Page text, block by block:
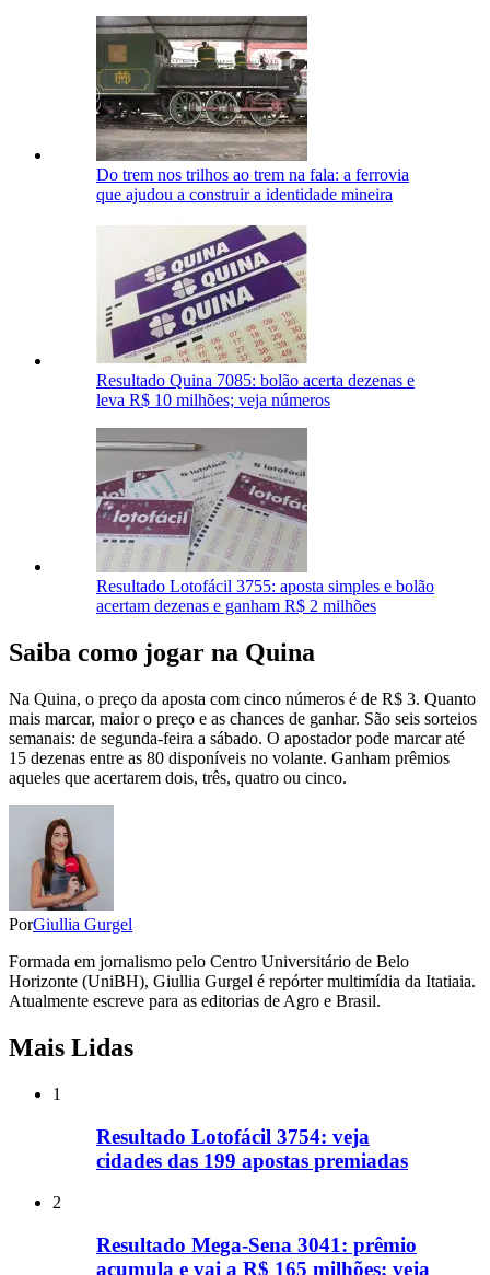
Do trem nos trilhos ao trem na fala: a ferrovia
que ajudou a construir a identidade mineira
Resultado Quina 7085: bolão acerta dezenas e
leva R$ 10 milhões; veja números
Resultado Lotofácil 3755: aposta simples e bolão
acertam dezenas e ganham R$ 2 milhões
Saiba como jogar na Quina
Na Quina, o preço da aposta com cinco números é de R$ 3. Quanto
mais marcar, maior o preço e as chances de ganhar. São seis sorteios
semanais: de segunda-feira a sábado. O apostador pode marcar até
15 dezenas entre as 80 disponíveis no volante. Ganham prêmios
aqueles que acertarem dois, três, quatro ou cinco.
PorGiullia Gurgel
Formada em jornalismo pelo Centro Universitário de Belo
Horizonte (UniBH), Giullia Gurgel é repórter multimídia da Itatiaia.
Atualmente escreve para as editorias de Agro e Brasil.
Mais Lidas
1
Resultado Lotofácil 3754: veja
cidades das 199 apostas premiadas
2
Resultado Mega-Sena 3041: prêmio
acumula e vai a R$ 165 milhões; veja